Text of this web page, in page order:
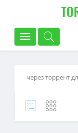
через торрент